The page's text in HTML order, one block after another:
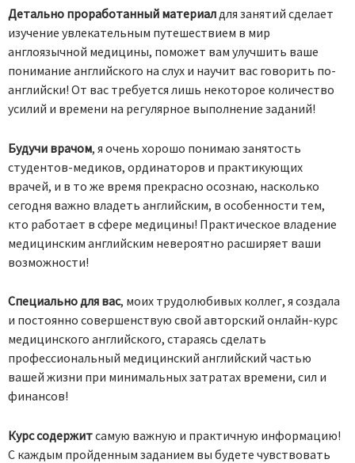
Детально проработанный материалдля занятий сделает
изучение увлекательным путешествием в мир
англоязычной медицины, поможет вам улучшить ваше
понимание английского на слух и научит вас говорить по-
английски! От вас требуется лишь некоторое количество
усилий и времени на регулярное выполнение заданий!
Будучи врачом, я очень хорошо понимаю занятость
студентов-медиков, ординаторов и практикующих
врачей, и в то же время прекрасно осознаю, насколько
сегодня важно владеть английским, в особенности тем,
кто работает в сфере медицины! Практическое владение
медицинским английским невероятно расширяет ваши
возможности!
Специально для вас, моих трудолюбивых коллег, я создала
и постоянно совершенствую свой авторский онлайн-курс
медицинского английского, стараясь сделать
профессиональный медицинский английский частью
вашей жизни при минимальных затратах времени, сил и
финансов!
Курс содержитсамую важную и практичную информацию!
С каждым пройденным заданием вы будете чувствовать